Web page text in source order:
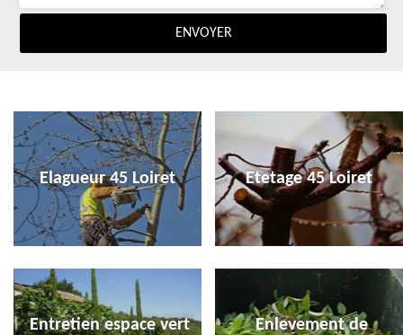
Elagueur 45 Loiret Etetage 45 Loiret
Entretien espace vert
Enlevement de